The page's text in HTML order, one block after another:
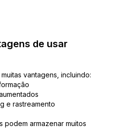
de usar
vantagens, incluindo:
e rastreamento
podem armazenar muitos